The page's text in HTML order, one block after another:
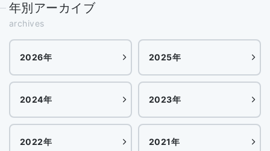
年別アーカイブ
archives
2026年 2025年
2024年 2023年
2022年 2021年